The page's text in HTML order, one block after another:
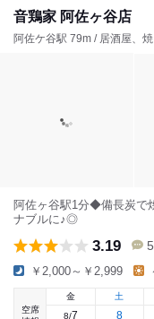
音鶏家 阿佐ヶ谷店
阿佐ケ谷駅 79m / 居酒屋、
阿佐ヶ谷駅1分◆備長炭で
ナブルに♪◎
3.19
￥2,000～￥2,999
空席
金
8/7
土
8